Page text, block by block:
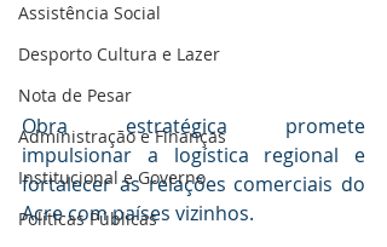
Assistência Social
Desporto Cultura e Lazer
Nota de Pesar
Administração e Finanças
Institucional e Governo
Políticas Públicas
Obra estratégica promete
impulsionar a logística regional e
fortalecer as relações comerciais do
Acre com países vizinhos.